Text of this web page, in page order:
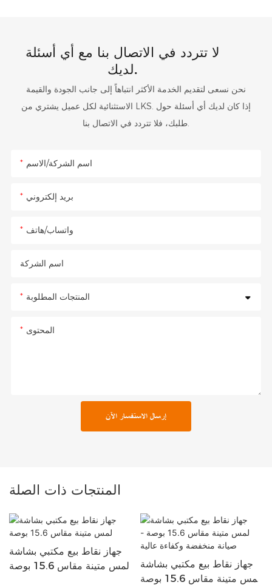
لا تتردد في الاتصال بنا مع أي أسئلة
لديك.
نحن نسعى لتقديم الخدمة الأكثر انتباهاً إلى جانب الجودة والقيمة
الاستثنائية لكل عميل يشتري من LKS. إذا كان لديك أي أسئلة حول
طلبك، فلا تتردد في الاتصال بنا.
اسم الشركة/الاسم
بريد إلكتروني
واتساب/هاتف
اسم الشركة
المنتجات المطلوبة
المحتوى
إرسال الاستفسار الآن
المنتجات ذات الصلة
جهاز نقاط بيع مكتبي بشاشة
لمس متينة مقاس 15.6 بوصة
جهاز نقاط بيع مكتبي بشاشة
لمس متينة مقاس 15.6 بوصة